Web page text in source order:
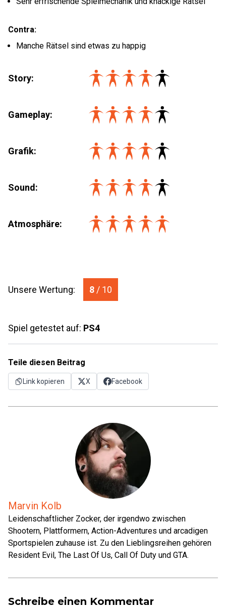
Contra:
Manche Rätsel sind etwas zu happig
Story:
Gameplay:
Grafik:
Sound:
Atmosphäre:
Unsere Wertung: 8 / 10
Spiel getestet auf: PS4
Teile diesen Beitrag
Link kopieren X Facebook
Marvin Kolb
Leidenschaftlicher Zocker, der irgendwo zwischen
Shootern, Plattformern, Action-Adventures und arcadigen
Sportspielen zuhause ist. Zu den Lieblingsreihen gehören
Resident Evil, The Last Of Us, Call Of Duty und GTA.
Schreibe einen Kommentar